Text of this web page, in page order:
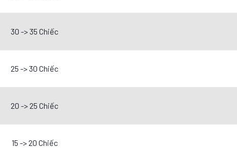
30 -> 35 Chiếc
25 -> 30 Chiếc
20 -> 25 Chiếc
15 -> 20 Chiếc